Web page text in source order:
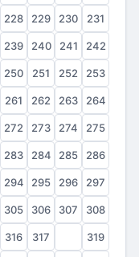
228 229 230 231
239 240 241 242
250 251 252 253
261 262 263 264
272 273 274 275
283 284 285 286
294 295 296 297
305 306 307 308
316 317 319